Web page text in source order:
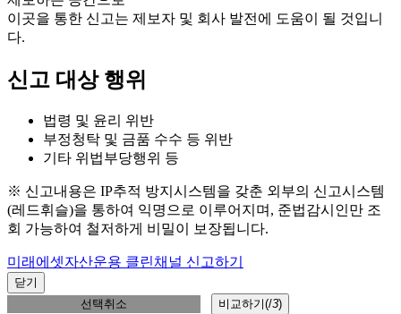
이곳을 통한 신고는 제보자 및 회사 발전에 도움이 될 것입니
다.
신고 대상 행위
법령 및 윤리 위반
부정청탁 및 금품 수수 등 위반
기타 위법부당행위 등
※ 신고내용은 IP추적 방지시스템을 갖춘 외부의 신고시스템
(레드휘슬)을 통하여 익명으로 이루어지며, 준법감시인만 조
회 가능하여 철저하게 비밀이 보장됩니다.
미래에셋자산운용 클린채널 신고하기
닫기
선택취소
비교하기(/3)